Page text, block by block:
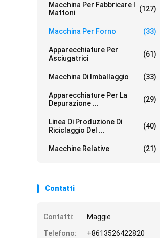
Macchina Per Fabbricare I
Mattoni
(127)
Macchina Per Forno (33)
Apparecchiature Per
Asciugatrici
(61)
Macchina Di Imballaggio (33)
Apparecchiature Per La
Depurazione ...
(29)
Linea Di Produzione Di
Riciclaggio Del ...
(40)
Macchine Relative (21)
Contatti
Contatti:
Maggie
Telefono:
+8613526422820